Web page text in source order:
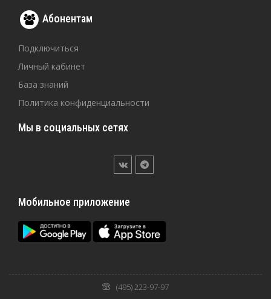
Абонентам
Подключиться
Личный кабинет
База знаний
Политика конфиденциальности
Мы в социальных сетях
Мобильное приложение
(495) 223-97-97